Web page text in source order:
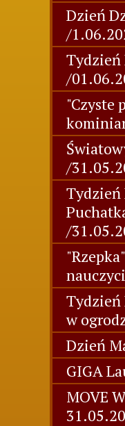
Dzień
/
Tydzień
/
"Czyste
/
Tydzień
/
Tydzień
w
Dzień
GIGA
MOVE